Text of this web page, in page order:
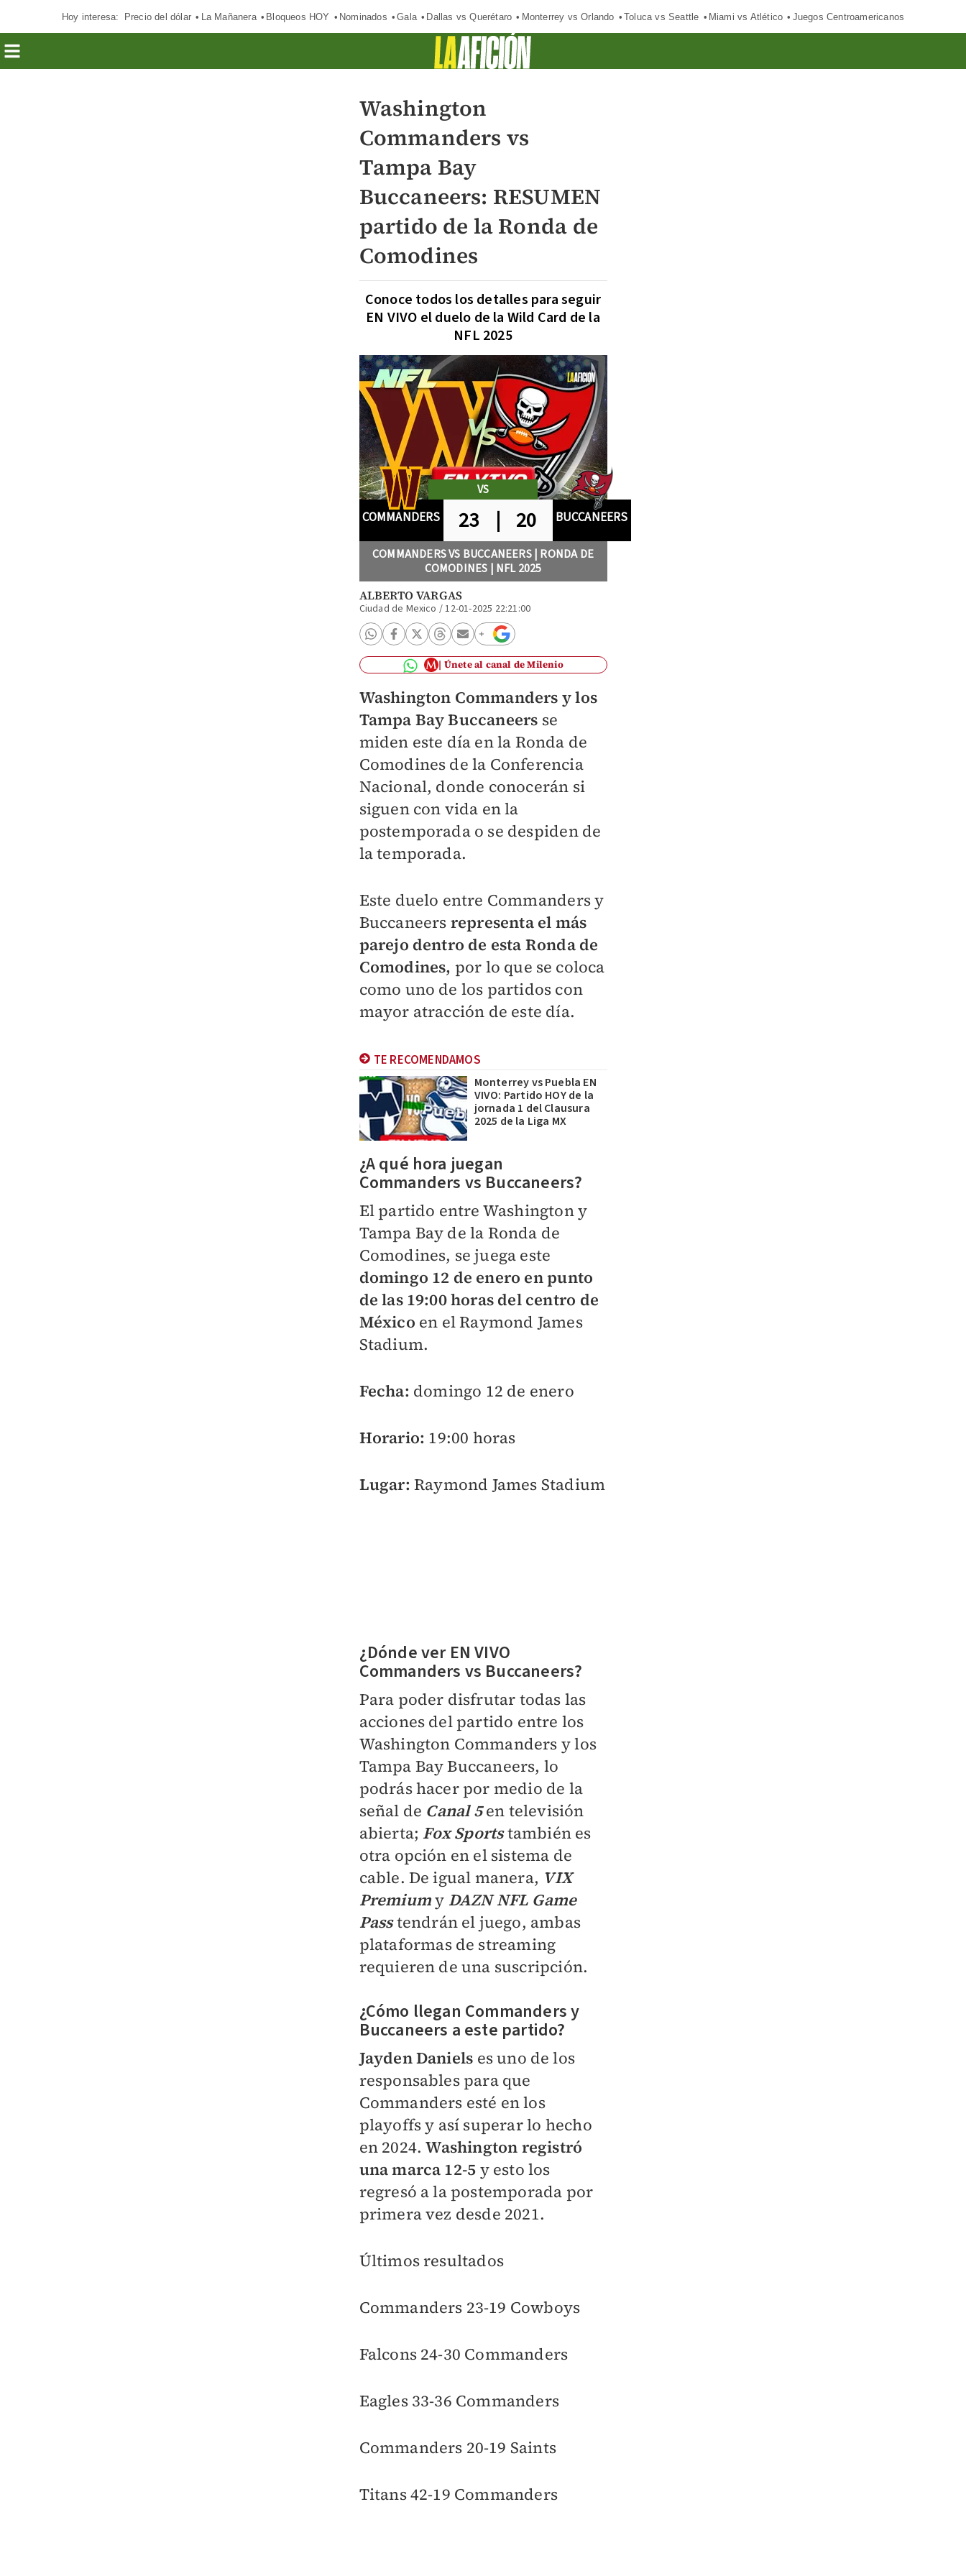
Hoy interesa: Precio del dólar La Mañanera Bloqueos HOY Nominados Gala Dallas vs Querétaro Monterrey vs Orlando Toluca vs Seattle Miami vs Atlético Juegos Centroamericanos
Washington
Commanders vs
Tampa Bay
Buccaneers: RESUMEN
partido de la Ronda de
Comodines
Conoce todos los detalles para seguir
EN VIVO el duelo de la Wild Card de la
NFL 2025
VS
COMMANDERS 23 | 20 BUCCANEERS
COMMANDERS VS BUCCANEERS | RONDA DE
COMODINES | NFL 2025
ALBERTO VARGAS
Ciudad de Mexico /12-01-2025 22:21:00
Únete al canal de Milenio
Washington Commanders y los
Tampa Bay Buccaneers se
miden este día en la Ronda de
Comodines de la Conferencia
Nacional, donde conocerán si
siguen con vida en la
postemporada o se despiden de
la temporada.
Este duelo entre Commanders y
Buccaneers representa el más
parejo dentro de esta Ronda de
Comodines, por lo que se coloca
como uno de los partidos con
mayor atracción de este día.
TE RECOMENDAMOS
Monterrey vs Puebla EN
VIVO: Partido HOY de la
jornada 1 del Clausura
2025 de la Liga MX
¿A qué hora juegan
Commanders vs Buccaneers?
El partido entre Washington y
Tampa Bay de la Ronda de
Comodines, se juega este
domingo 12 de enero en punto
de las 19:00 horas del centro de
México en el Raymond James
Stadium.
Fecha: domingo 12 de enero
Horario: 19:00 horas
Lugar: Raymond James Stadium
¿Dónde ver EN VIVO
Commanders vs Buccaneers?
Para poder disfrutar todas las
acciones del partido entre los
Washington Commanders y los
Tampa Bay Buccaneers, lo
podrás hacer por medio de la
señal de Canal 5en televisión
abierta; Fox Sportstambién es
otra opción en el sistema de
cable. De igual manera, VIX
Premiumy DAZN NFL Game
Passtendrán el juego, ambas
plataformas de streaming
requieren de una suscripción.
¿Cómo llegan Commanders y
Buccaneers a este partido?
Jayden Daniels es uno de los
responsables para que
Commanders esté en los
playoffs y así superar lo hecho
en 2024.Washington registró
una marca 12-5 y esto los
regresó a la postemporada por
primera vez desde 2021.
Últimos resultados
Commanders 23-19 Cowboys
Falcons 24-30 Commanders
Eagles 33-36 Commanders
Commanders 20-19 Saints
Titans 42-19 Commanders